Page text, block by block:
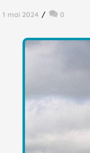
1 mai 2024 0